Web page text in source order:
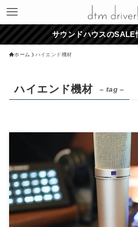
サウンドハウスのSALE
ホーム ハイエンド機材
ハイエンド機材 – tag –